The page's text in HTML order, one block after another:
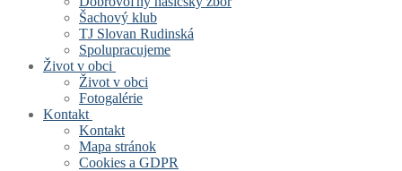
Šachový klub
TJ Slovan Rudinská
Spolupracujeme
Život v obci
Život v obci
Fotogalérie
Kontakt
Kontakt
Mapa stránok
Cookies a GDPR